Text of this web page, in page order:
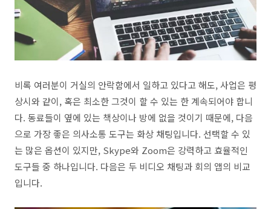
비록 여러분이 거실의 안락함에서 일하고 있다고 해도, 사업은 평
상시와 같이, 혹은 최소한 그것이 할 수 있는 한 계속되어야 합니
다. 동료들이 옆에 있는 책상이나 방에 없을 것이기 때문에, 다음
으로 가장 좋은 의사소통 도구는 화상 채팅입니다. 선택할 수 있
는 많은 옵션이 있지만, Skype와 Zoom은 강력하고 효율적인
도구들 중 하나입니다. 다음은 두 비디오 채팅과 회의 앱의 비교
입니다.